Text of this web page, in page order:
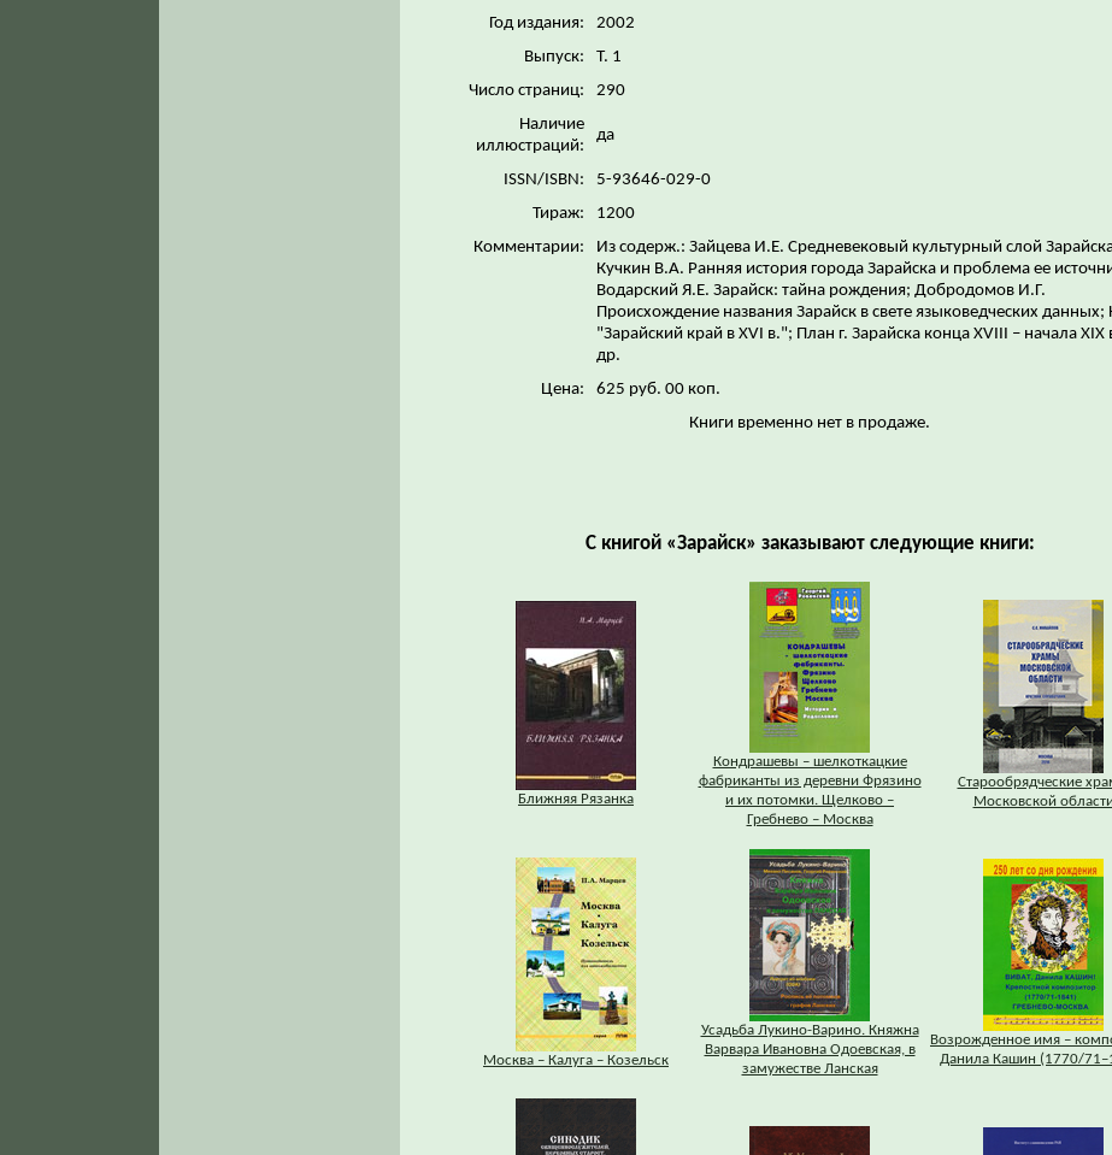
Год издания:
2002
Выпуск:
Т. 1
Число страниц:
290
Наличие
иллюстраций:
да
ISSN/ISBN:
5-93646-029-0
Тираж:
1200
Комментарии:
Из содерж.: Зайцева И.Е. Средневековый культурный слой
Кучкин В.А. Ранняя история города Зарайска и проблема ее
Водарский Я.Е. Зарайск: тайна рождения; Добродомов И.Г.
Происхождение названия Зарайск в свете языковедческих данных;
"Зарайский край в XVI в."; План г. Зарайска конца XVIII – начала XIX
др.
Цена:
625 руб. 00 коп.
Книги временно нет в продаже.
С книгой «Зарайск» заказывают следующие книги:
Ближняя Рязанка
Кондрашевы – шелкоткацкие
фабриканты из деревни Фрязино
и их потомки. Щелково –
Гребнево – Москва
Старообрядческие
Московской
Москва – Калуга – Козельск
Усадьба Лукино-Варино. Княжна
Варвара Ивановна Одоевская, в
замужестве Ланская
Возрожденное имя –
Данила Кашин (1770/